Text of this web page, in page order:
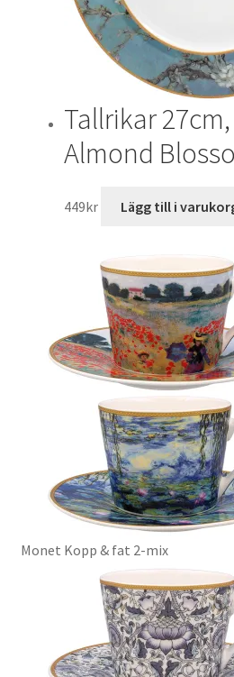
Tallrikar
Almond
449kr Lägg till i
Monet Kopp & fat 2-mix